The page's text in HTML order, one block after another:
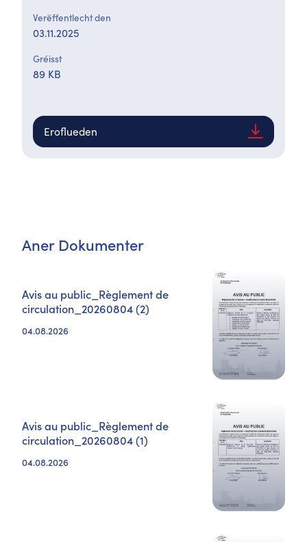
Verëffentlecht den
03.11.2025
Gréisst
89 KB
Eroflueden
Aner Dokumenter
Avis au public_Règlement de
circulation_20260804 (2)
04.08.2026
Avis au public_Règlement de
circulation_20260804 (1)
04.08.2026